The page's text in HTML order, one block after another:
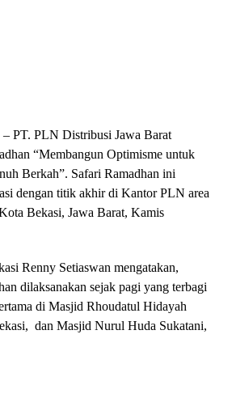
– PT. PLN Distribusi Jawa Barat
“Membangun Optimisme untuk
Berkah”. Safari Ramadhan ini
dengan titik akhir di Kantor PLN area
Bekasi, Jawa Barat, Kamis
Renny Setiaswan mengatakan,
dilaksanakan sejak pagi yang terbagi
di Masjid Rhoudatul Hidayah
dan Masjid Nurul Huda Sukatani,